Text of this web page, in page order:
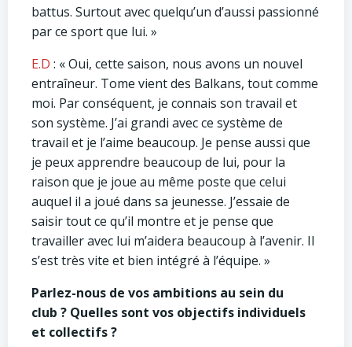
battus. Surtout avec quelqu’un d’aussi passionné
par ce sport que lui. »
E.D : « Oui, cette saison, nous avons un nouvel
entraîneur. Tome vient des Balkans, tout comme
moi. Par conséquent, je connais son travail et
son système. J’ai grandi avec ce système de
travail et je l’aime beaucoup. Je pense aussi que
je peux apprendre beaucoup de lui, pour la
raison que je joue au même poste que celui
auquel il a joué dans sa jeunesse. J’essaie de
saisir tout ce qu’il montre et je pense que
travailler avec lui m’aidera beaucoup à l’avenir. Il
s’est très vite et bien intégré à l’équipe. »
Parlez-nous de vos ambitions au sein du
club ? Quelles sont vos objectifs individuels
et collectifs ?